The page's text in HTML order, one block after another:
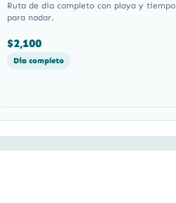
Ruta de dia completo con playa y tiempo
para nadar.
$2,100
Dia completo